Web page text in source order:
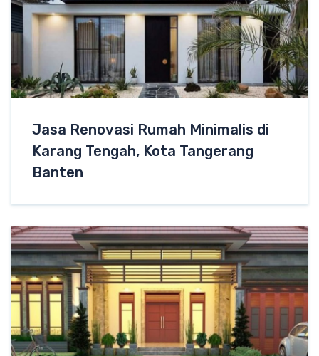
Jasa Renovasi Rumah Minimalis di
Karang Tengah, Kota Tangerang
Banten